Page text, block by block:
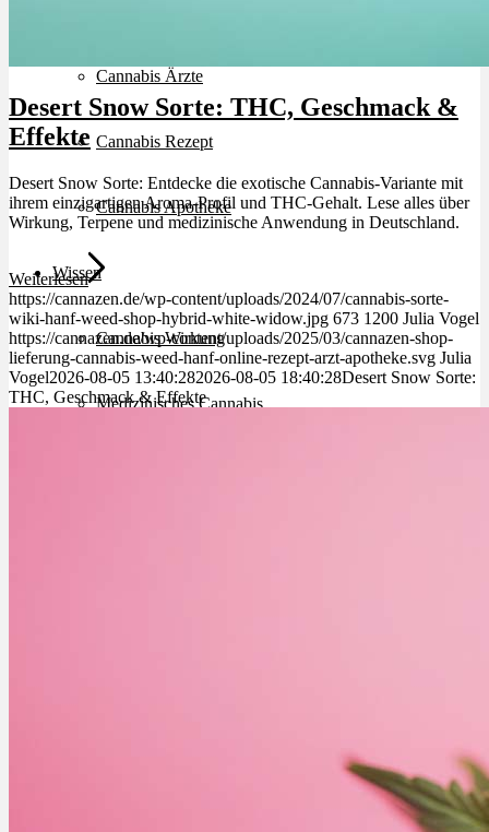
Cannabis Ärzte
Cannabis Rezept
Cannabis Apotheke
Wissen
Cannabis Wirkung
Medizinisches Cannabis
Desert Snow Sorte: THC, Geschmack &
Effekte
Desert Snow Sorte: Entdecke die exotische Cannabis-Variante mit
ihrem einzigartigen Aroma-Profil und THC-Gehalt. Lese alles über
Wirkung, Terpene und medizinische Anwendung in Deutschland.
Weiterlesen
https://cannazen.de/wp-content/uploads/2024/07/cannabis-sorte-
wiki-hanf-weed-shop-hybrid-white-widow.jpg 673 1200 Julia Vogel
https://cannazen.de/wp-content/uploads/2025/03/cannazen-shop-
lieferung-cannabis-weed-hanf-online-rezept-arzt-apotheke.svg Julia
Vogel2026-08-05 13:40:282026-08-05 18:40:28Desert Snow Sorte:
THC, Geschmack & Effekte